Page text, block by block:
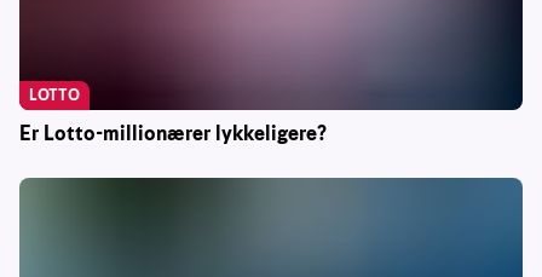
Er Lotto-millionærer lykkeligere?
LOTTO